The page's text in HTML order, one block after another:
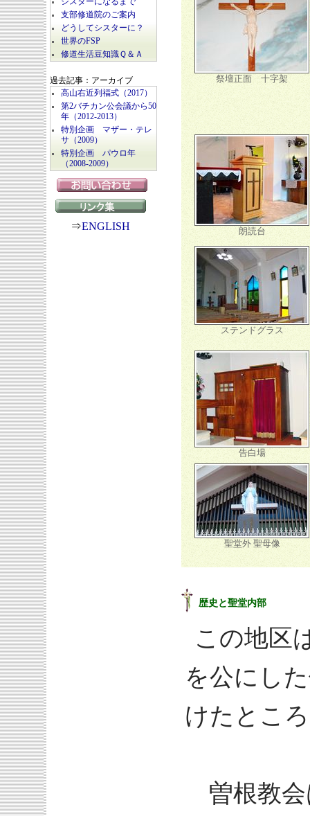
支部修道院のご案内
どうしてシスターに？
世界のFSP
修道生活豆知識Ｑ＆Ａ
過去記事：アーカイブ
高山右近列福式（2017）
第2バチカン公会議から50
年（2012-2013）
特別企画 マザー・テレ
サ（2009）
特別企画 パウロ年
（2008-2009）
⇒ENGLISH
祭壇正面 十字架
朗読台
ステンドグラス
告白場
聖堂外 聖母像
歴史と聖堂内部
この地区
を公にし
けたとこ
曽根教会